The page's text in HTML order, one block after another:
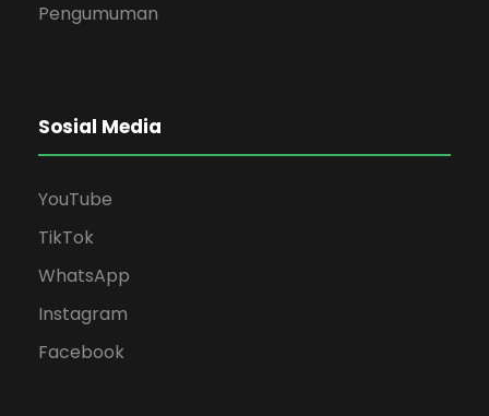
Pengumuman
Sosial Media
YouTube
TikTok
WhatsApp
Instagram
Facebook